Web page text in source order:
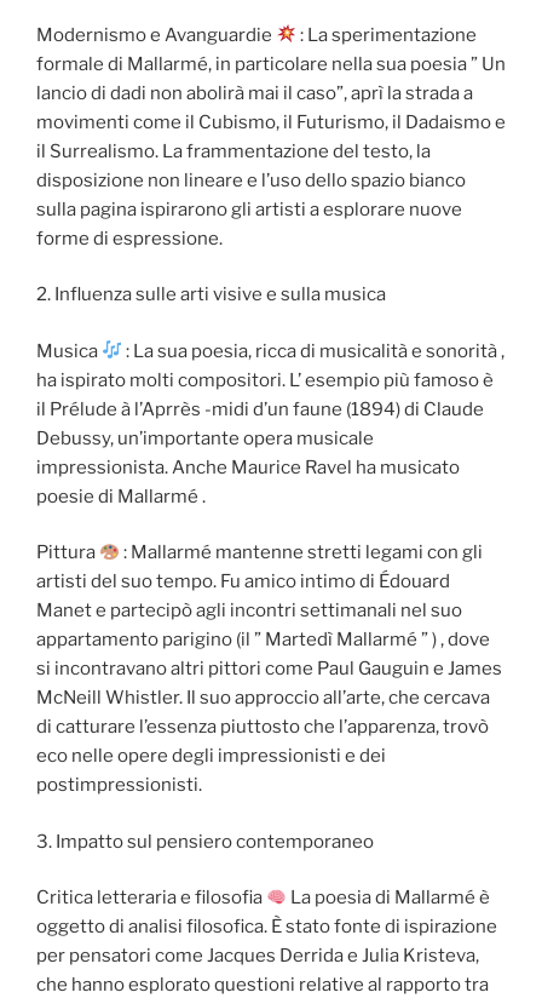
Modernismo e Avanguardie
: La sperimentazione
formale di Mallarmé, in particolare nella sua poesia ” Un
lancio di dadi non abolirà mai il caso”, aprì la strada a
movimenti come il Cubismo, il Futurismo, il Dadaismo e
il Surrealismo. La frammentazione del testo, la
disposizione non lineare e l’uso dello spazio bianco
sulla pagina ispirarono gli artisti a esplorare nuove
forme di espressione.
2. Influenza sulle arti visive e sulla musica
Musica
: La sua poesia, ricca di musicalità e sonorità ,
ha ispirato molti compositori. L’ esempio più famoso è
il Prélude à l’Aprrès -midi d’un faune (1894) di Claude
Debussy, un’importante opera musicale
impressionista. Anche Maurice Ravel ha musicato
poesie di Mallarmé .
Pittura
: Mallarmé mantenne stretti legami con gli
artisti del suo tempo. Fu amico intimo di Édouard
Manet e partecipò agli incontri settimanali nel suo
appartamento parigino (il ” Martedì Mallarmé ” ) , dove
si incontravano altri pittori come Paul Gauguin e James
McNeill Whistler. Il suo approccio all’arte, che cercava
di catturare l’essenza piuttosto che l’apparenza, trovò
eco nelle opere degli impressionisti e dei
postimpressionisti.
3. Impatto sul pensiero contemporaneo
Critica letteraria e filosofia
La poesia di Mallarmé è
oggetto di analisi filosofica. È stato fonte di ispirazione
per pensatori come Jacques Derrida e Julia Kristeva,
che hanno esplorato questioni relative al rapporto tra